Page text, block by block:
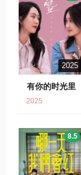
2025
有你的时光里
2025
8.5